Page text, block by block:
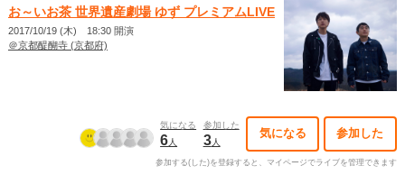
お～いお茶 世界遺産劇場 ゆず プレミアムLIVE
2017/10/19 (木) 18:30 開演
＠京都醍醐寺 (京都府)
気になる
6人
参加した
3人
気になる 参加した
参加する(した)を登録すると、マイページでライブを管理できます